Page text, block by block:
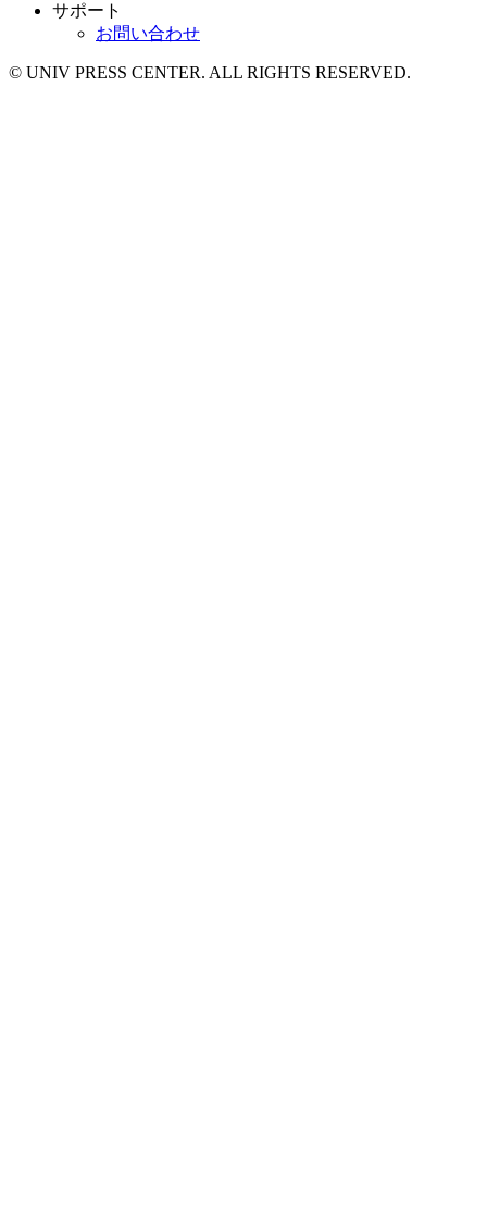
サポート
お問い合わせ
© UNIV PRESS CENTER. ALL RIGHTS RESERVED.